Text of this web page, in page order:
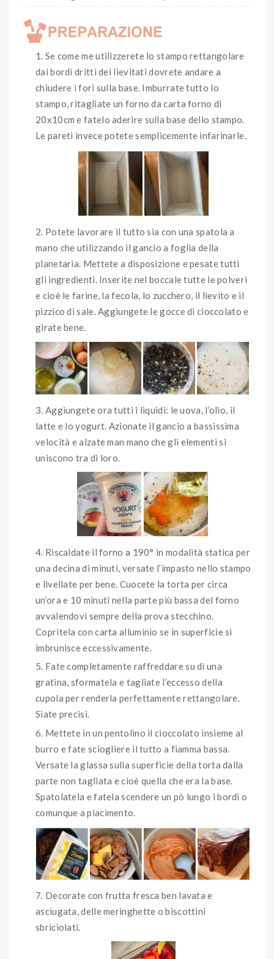
Se come me utilizzerete lo stampo rettangolare
dai bordi dritti dei lievitati dovrete andare a
chiudere i fori sulla base. Imburrate tutto lo
stampo, ritagliate un forno da carta forno di
20x10cm e fatelo aderire sulla base dello stampo.
Le pareti invece potete semplicemente infarinarle.
Potete lavorare il tutto sia con una spatola a
mano che utilizzando il gancio a foglia della
planetaria. Mettete a disposizione e pesate tutti
gli ingredienti. Inserite nel boccale tutte le polveri
e cioè le farine, la fecola, lo zucchero, il lievito e il
pizzico di sale. Aggiungete le gocce di cioccolato e
girate bene.
Aggiungete ora tutti i liquidi: le uova, l’olio, il
latte e lo yogurt. Azionate il gancio a bassissima
velocità e alzate man mano che gli elementi si
uniscono tra di loro.
Riscaldate il forno a 190° in modalità statica per
una decina di minuti, versate l’impasto nello stampo
e livellate per bene. Cuocete la torta per circa
un’ora e 10 minuti nella parte più bassa del forno
avvalendovi sempre della prova stecchino.
Copritela con carta alluminio se in superficie si
imbrunisce eccessivamente.
Fate completamente raffreddare su di una
gratina, sformatela e tagliate l’eccesso della
cupola per renderla perfettamente rettangolare.
Siate precisi.
Mettete in un pentolino il cioccolato insieme al
burro e fate sciogliere il tutto a fiamma bassa.
Versate la glassa sulla superficie della torta dalla
parte non tagliata e cioè quella che era la base.
Spatolatela e fatela scendere un pò lungo i bordi o
comunque a piacimento.
Decorate con frutta fresca ben lavata e
asciugata, delle meringhette o biscottini
sbriciolati.